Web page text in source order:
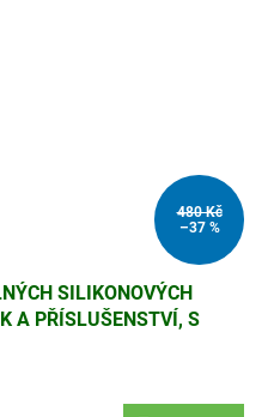
480 Kč
–37 %
SILIKONOVÝCH
A PŘÍSLUŠENSTVÍ, S